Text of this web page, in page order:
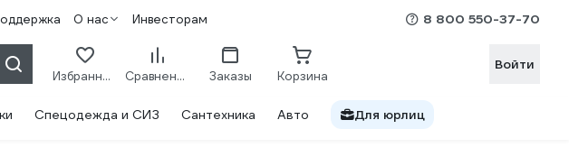
О нас Инвесторам 8 800 550-37-70
Избранное Сравнение Заказы Корзина
Войти
Спецодежда и СИЗ Сантехника Авто Для юрлиц